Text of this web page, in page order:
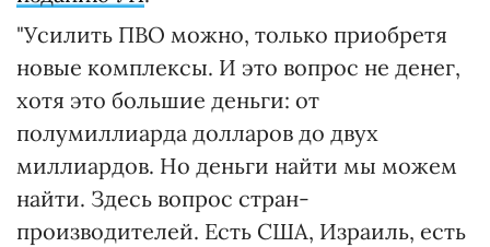
"Усилить ПВО можно, только приобретя
новые комплексы. И это вопрос не денег,
хотя это большие деньги: от
полумиллиарда долларов до двух
миллиардов. Но деньги найти мы можем
найти. Здесь вопрос стран-
производителей. Есть США, Израиль, есть